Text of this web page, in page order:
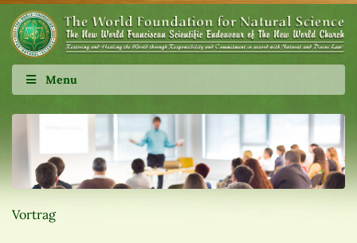
Menu
Vortrag